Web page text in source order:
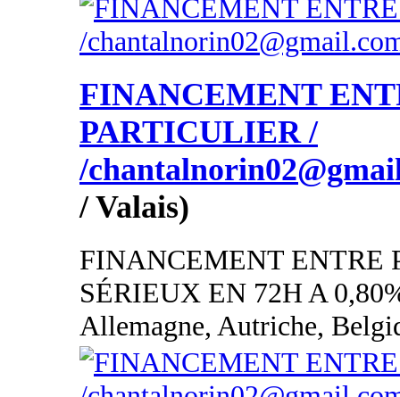
FINANCEMENT
PARTICULIER /
/
/ Valais)
FINANCEMENT ENTRE
SÉRIEUX EN 72H A
Allemagne, Autriche,